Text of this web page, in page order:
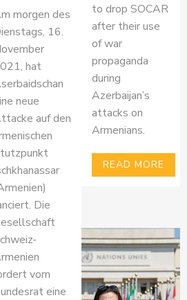
morgen des
16.
hat
neue
auf den
Die
vom
eine
to drop SOCAR
after their use
of war
propaganda
during
Azerbaijan’s
attacks on
Armenians.
READ MORE